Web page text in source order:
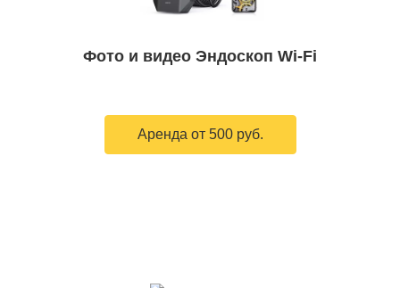
Фото и видео Эндоскоп Wi-Fi
Аренда от 500 руб.